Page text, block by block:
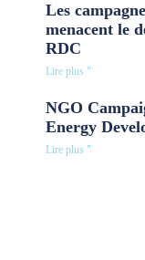
Les
menacent le
RDC
Lire plus "
NGO
Energy
Lire plus "